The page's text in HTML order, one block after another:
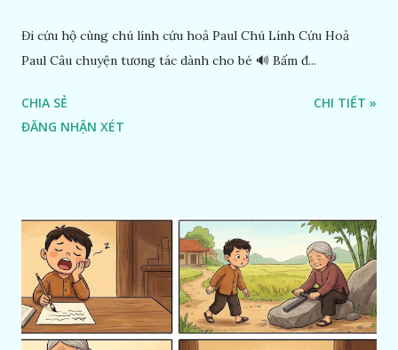
Đi cứu hộ cùng chú lính cứu hoả Paul Chú Lính Cứu Hoả
Paul Câu chuyện tương tác dành cho bé 🔊 Bấm đ...
CHIA SẺ
ĐĂNG NHẬN XÉT
CHI TIẾT »